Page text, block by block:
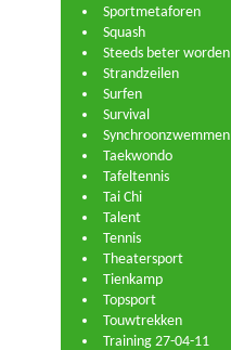
Sportmetaforen
Squash
Steeds beter worden
Strandzeilen
Surfen
Survival
Synchroonzwemmen
Taekwondo
Tafeltennis
Tai Chi
Talent
Tennis
Theatersport
Tienkamp
Topsport
Touwtrekken
Training 27-04-11